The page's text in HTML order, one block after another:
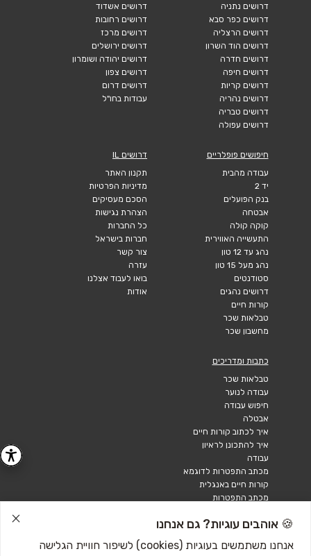
דרושים נתניה
דרושים כפר סבא
דרושים הרצליה
דרושים הוד השרון
דרושים חדרה
דרושים חיפה
דרושים קריות
דרושים נהריה
דרושים טבריה
דרושים עפולה
דרושים אשדוד
דרושים רחובות
דרושים מרכז
דרושים ירושלים
דרושים יהודה ושומרון
דרושים צפון
דרושים דרום
עבודות בחו"ל
חיפושים פופלריים
עבודה מהבית
יד 2
בנק הפועלים
אבטחה
קוקה קולה
התעשייה האווירית
נהג עד 12 טון
נהג מעל 15 טון
סטודנטים
דרושים נהגים
קורות חיים
טבלאות שכר
מחשבון שכר
דרושים IL
תקנון האתר
מדיניות הפרטיות
הסכם מעסיקים
הצהרת נגישות
כל החברות
חברות בישראל
צור קשר
עזרה
בואו לעבוד אצלנו
אודות
כתבות ומדריכים
טבלאות שכר
עבודה לנוער
חיפוש עבודה
אבטלה
איך לכתוב קורות חיים
איך להתכונן לראיון
עבודה
מכתב התפטרות לדוגמא
קורות חיים באנגלית
מכתב התפטרות
🍪 אוהבים עוגיות? גם אנחנו
אנחנו משתמשים בעוגיות (cookies) לשיפור חוויית הגלישה